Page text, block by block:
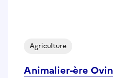
Animalier-ère Ovin
Agriculture